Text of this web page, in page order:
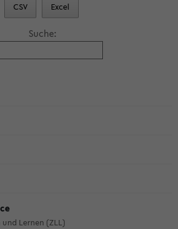
CSV Excel
Suche:
Lernen (ZLL)